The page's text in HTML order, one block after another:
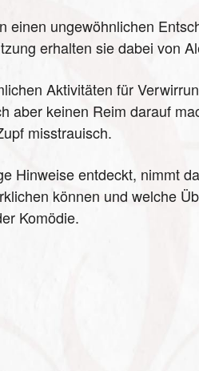
einen ungewöhnlichen
erhalten sie dabei von
Aktivitäten für
aber keinen Reim darauf
misstrauisch.
Hinweise entdeckt, nimmt
können und welche
Komödie.